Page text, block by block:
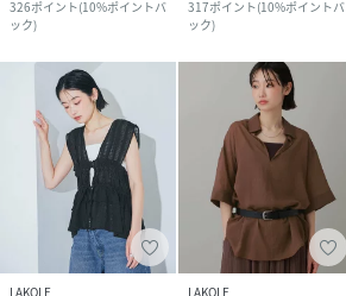
326ポイント(10%ポイントバ
ック)
317ポイント(10%ポイントバ
ック)
LAKOLE LAKOLE